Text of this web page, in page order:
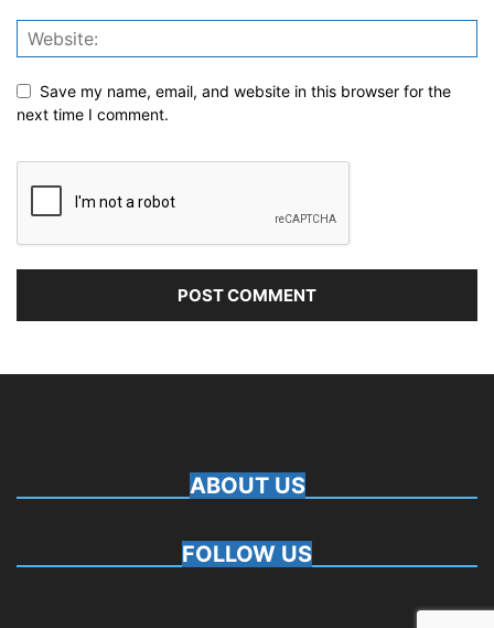
Save my name, email, and website in this browser for the
next time I comment.
ABOUT US
FOLLOW US